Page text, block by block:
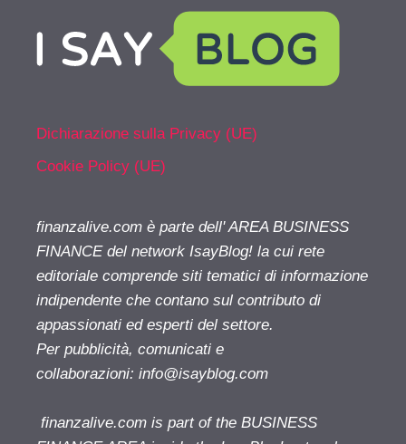
Dichiarazione sulla Privacy (UE)
Cookie Policy (UE)
finanzalive.com è parte dell' AREA BUSINESS
FINANCE del network IsayBlog! la cui rete
editoriale comprende siti tematici di informazione
indipendente che contano sul contributo di
appassionati ed esperti del settore.
Per pubblicità, comunicati e
collaborazioni: info@isayblog.com
finanzalive.com is part of the BUSINESS